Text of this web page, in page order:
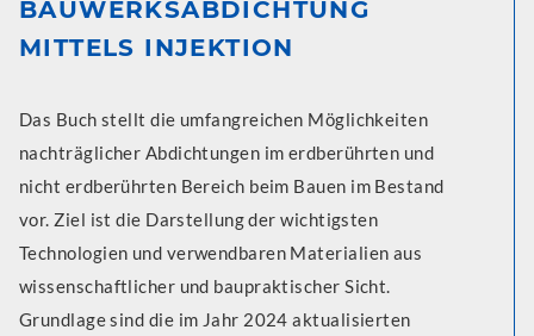
BAUWERKSABDICHTUNG
MITTELS INJEKTION
Das Buch stellt die umfangreichen Möglichkeiten
nachträglicher Abdichtungen im erdberührten und
nicht erdberührten Bereich beim Bauen im Bestand
vor. Ziel ist die Darstellung der wichtigsten
Technologien und verwendbaren Materialien aus
wissenschaftlicher und baupraktischer Sicht.
Grundlage sind die im Jahr 2024 aktualisierten